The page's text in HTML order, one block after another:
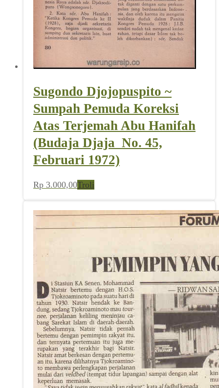
Sugondo Djojopuspito ~
Sumpah Pemuda Koreksi
Atas Terjemah Abu Hanifah
(Budaja Djaja_No. 45,
Februari 1972)
Rp 3.000,00Troli